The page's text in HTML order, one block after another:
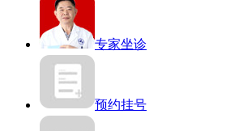
专家坐诊
预约挂号